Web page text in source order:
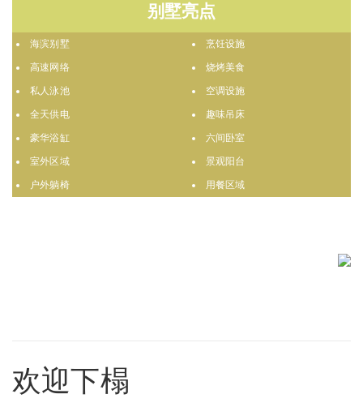
别墅亮点
海滨别墅
高速网络
私人泳池
全天供电
豪华浴缸
室外区域
户外躺椅
烹饪设施
烧烤美食
空调设施
趣味吊床
六间卧室
景观阳台
用餐区域
欢迎下榻